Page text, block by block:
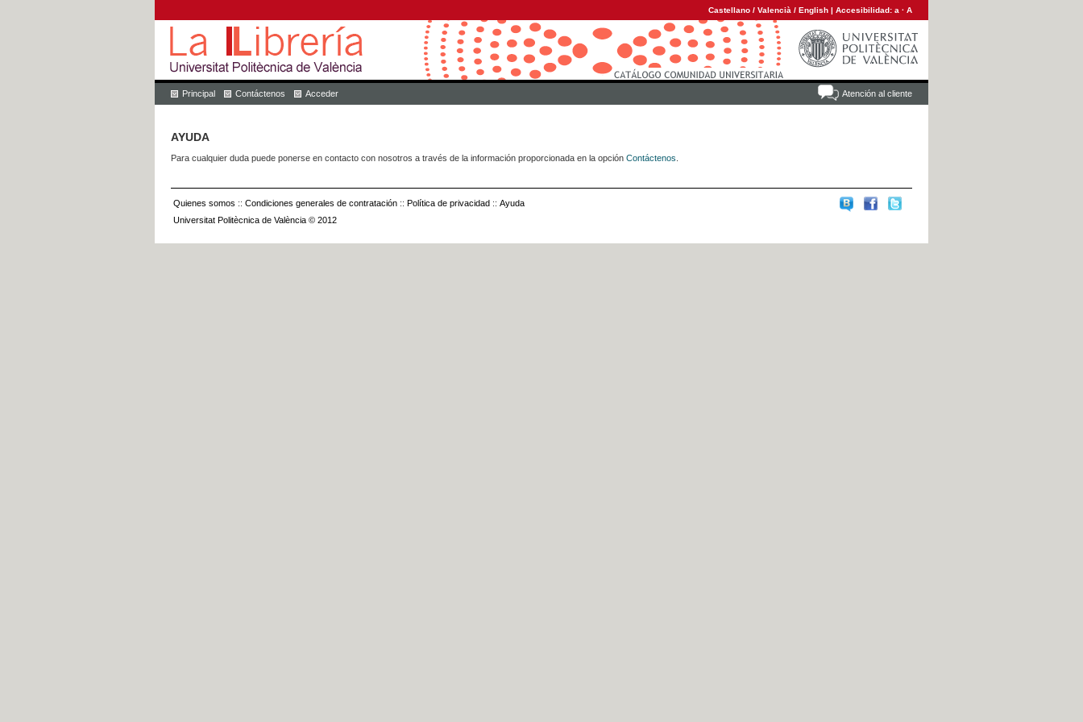
Castellano / Valencià / English | Accesibilidad: a · A
Atención al cliente
Principal Contáctenos Acceder
AYUDA
Para cualquier duda puede ponerse en contacto con nosotros a través de la información proporcionada en la opción Contáctenos
Quienes somos :: Condiciones generales de contratación :: Política de privacidad :: Ayuda
Universitat Politècnica de València © 2012